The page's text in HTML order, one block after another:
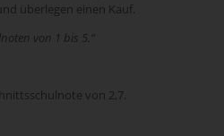
überlegen einen Kauf.
von 1 bis 5.“
von 2,7.